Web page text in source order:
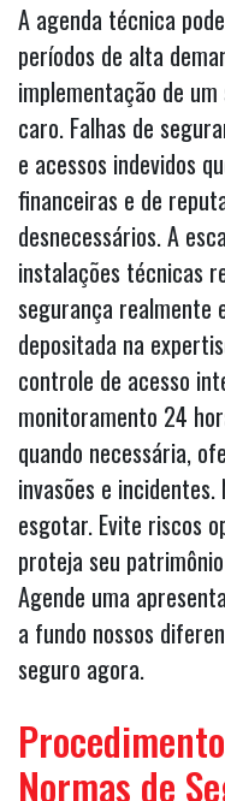
A agenda técnica
períodos de alta
implementação de
caro. Falhas de
e acessos indevidos
financeiras e de
desnecessários. A
instalações técnicas
segurança realmente
depositada na
controle de acesso
monitoramento 24
quando necessária,
invasões e
esgotar. Evite riscos
proteja seu
Agende uma
a fundo nossos
seguro agora.
Normas de